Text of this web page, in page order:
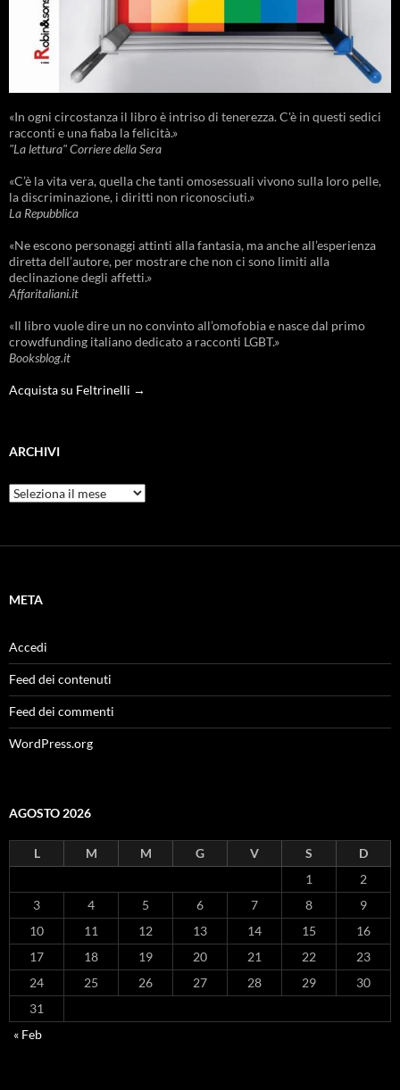
«In ogni circostanza il libro è intriso di tenerezza. C'è in questi sedici
racconti e una fiaba la felicità.»
"La lettura" Corriere della Sera
«C’è la vita vera, quella che tanti omosessuali vivono sulla loro pelle,
la discriminazione, i diritti non riconosciuti.»
La Repubblica
«Ne escono personaggi attinti alla fantasia, ma anche all’esperienza
diretta dell’autore, per mostrare che non ci sono limiti alla
declinazione degli affetti.»
Affaritaliani.it
«Il libro vuole dire un no convinto all’omofobia e nasce dal primo
crowdfunding italiano dedicato a racconti LGBT.»
Booksblog.it
Acquista su Feltrinelli →
ARCHIVI
Archivi
META
Accedi
Feed dei contenuti
Feed dei commenti
WordPress.org
AGOSTO 2026
L M M G V S
D
1
2
3
4 5 6 7 8
9
10
11 12 13 14 15
16
17
18 19 20 21 22
23
24
25 26 27 28 29
30
31
« Feb